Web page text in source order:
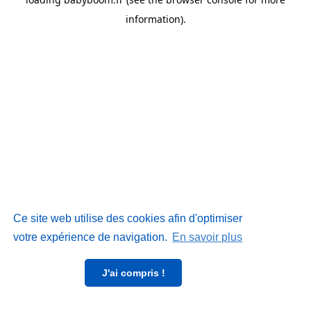
Ce site web utilise des cookies afin d'optimiser
votre expérience de navigation. En savoir plus
J'ai compris !
information).